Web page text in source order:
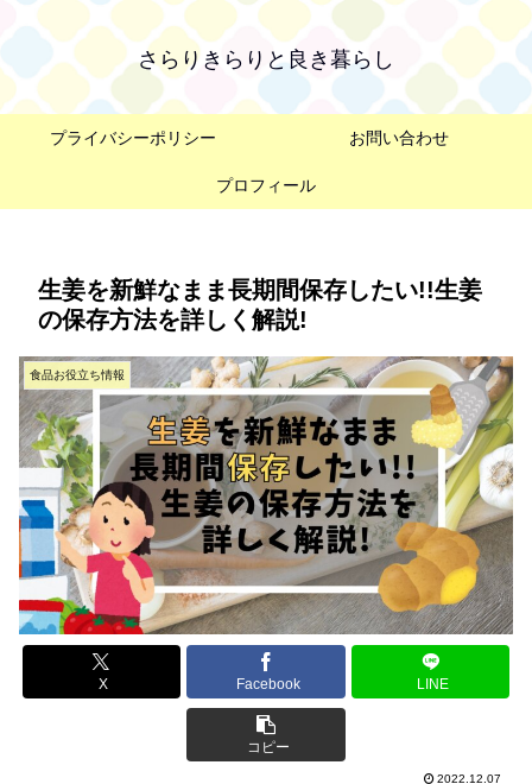
さらりきらりと良き暮らし
プライバシーポリシー お問い合わせ
プロフィール
生姜を新鮮なまま長期間保存したい!!生姜
の保存方法を詳しく解説!
食品お役立ち情報
X Facebook LINE
コピー
2022.12.07